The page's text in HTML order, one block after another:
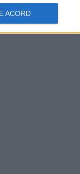
ACORD